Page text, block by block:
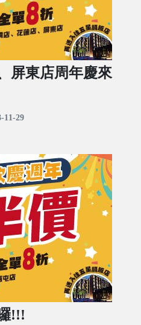
屏東店周年慶來
11-29
!!!